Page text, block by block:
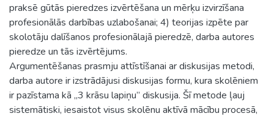
praksē gūtās pieredzes izvērtēšana un mērķu izvirzīšana
profesionālās darbības uzlabošanai; 4) teorijas izpēte par
skolotāju dalīšanos profesionālajā pieredzē, darba autores
pieredze un tās izvērtējums.
Argumentēšanas prasmju attīstīšanai ar diskusijas metodi,
darba autore ir izstrādājusi diskusijas formu, kura skolēniem
ir pazīstama kā „3 krāsu lapiņu” diskusija. Šī metode ļauj
sistemātiski, iesaistot visus skolēnu aktīvā mācību procesā,